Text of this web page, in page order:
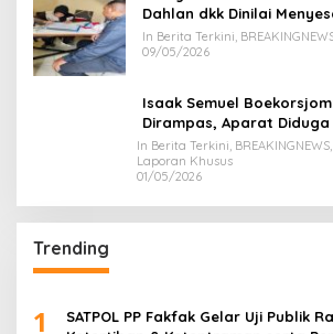
Dahlan dkk Dinilai
PK Isaak Boekorsjom
In Berita Terkini,
09/05/2026
Isaak Semuel
Dirampas, Aparat
Kasus Kini Jadi Prioritas
In Berita Terkini,
Laporan Khusus
01/05/2026
Trending
1
SATPOL PP Fakfak Gelar Uji Publik